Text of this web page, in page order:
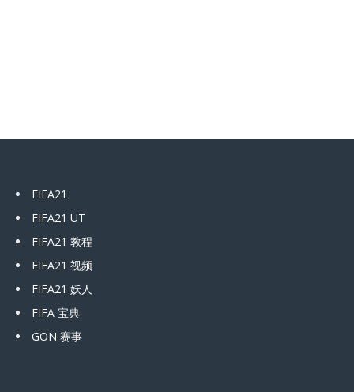
FIFA21
FIFA21 UT
FIFA21 教程
FIFA21 视频
FIFA21 妖人
FIFA 宝典
GON 赛事